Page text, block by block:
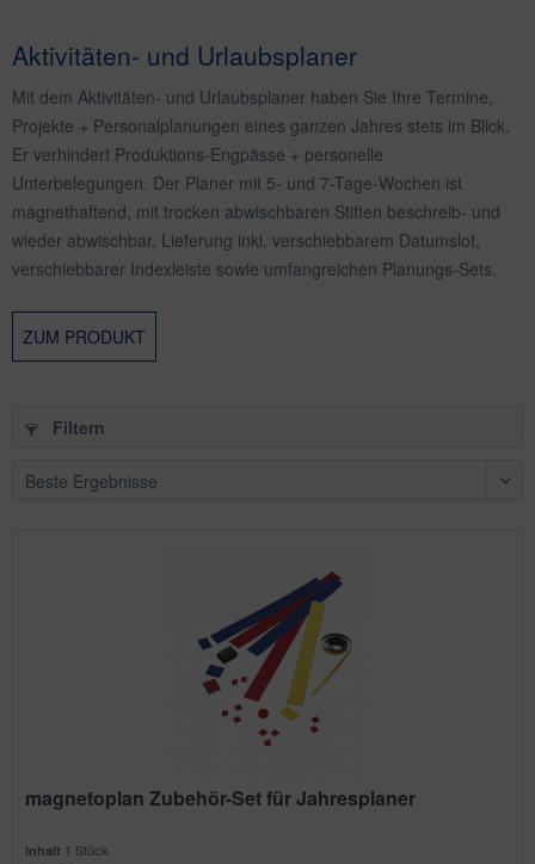
Aktivitäten- und Urlaubsplaner
Mit dem Aktivitäten- und Urlaubsplaner haben Sie Ihre Termine,
Projekte + Personalplanungen eines ganzen Jahres stets im Blick.
Er verhindert Produktions-Engpässe + personelle
Unterbelegungen. Der Planer mit 5- und 7-Tage-Wochen ist
magnethaftend, mit trocken abwischbaren Stiften beschreib- und
wieder abwischbar. Lieferung inkl. verschiebbarem Datumslot,
verschiebbarer Indexleiste sowie umfangreichen Planungs-Sets.
ZUM PRODUKT
Filtern
magnetoplan Zubehör-Set für Jahresplaner
Inhalt 1 Stück